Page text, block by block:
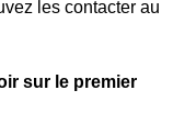
les contacter au
sur le premier